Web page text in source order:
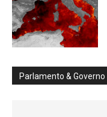
Parlamento & Governo